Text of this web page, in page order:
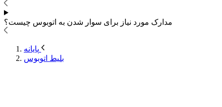
مدارک مورد نیاز برای سوار شدن به اتوبوس چیست؟
بلیط اتوبوس